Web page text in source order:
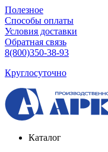
Полезное
Способы оплаты
Условия доставки
Обратная связь
8(800)350-38-93
Круглосуточно
Каталог